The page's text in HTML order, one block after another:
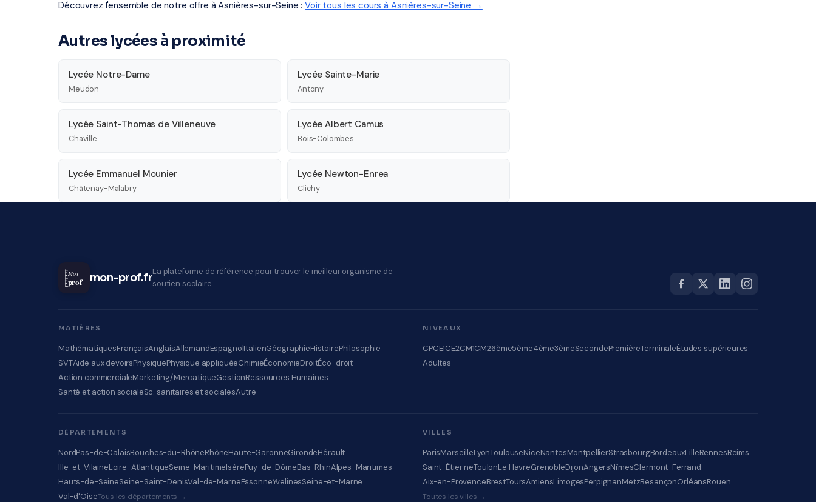
Découvrez l'ensemble de notre offre à Asnières-sur-Seine :Voir tous les cours à Asnières-sur-Seine →
Autres lycées à proximité
Lycée Notre-Dame
Meudon
Lycée Sainte-Marie
Antony
Lycée Saint-Thomas de Villeneuve
Chaville
Lycée Albert Camus
Bois-Colombes
Lycée Emmanuel Mounier
Châtenay-Malabry
Lycée Newton-Enrea
Clichy
Mon
prof mon-prof.frLa plateforme de référence pour trouver le meilleur organisme de
soutien scolaire.
MATIÈRES
MathématiquesFrançaisAnglaisAllemandEspagnolItalienGéographieHistoirePhilosophie
SVTAide aux devoirsPhysiquePhysique appliquéeChimieÉconomieDroitÉco-droit
Action commercialeMarketing/MercatiqueGestionRessources Humaines
Santé et action socialeSc. sanitaires et socialesAutre
NIVEAUX
CPCE1CE2CM1CM26ème5ème4ème3èmeSecondePremièreTerminaleÉtudes supérieures
Adultes
DÉPARTEMENTS
NordPas-de-CalaisBouches-du-RhôneRhôneHaute-GaronneGirondeHérault
Ille-et-VilaineLoire-AtlantiqueSeine-MaritimeIsèrePuy-de-DômeBas-RhinAlpes-Maritimes
Hauts-de-SeineSeine-Saint-DenisVal-de-MarneEssonneYvelinesSeine-et-Marne
Val-d'OiseTous les départements →
VILLES
ParisMarseilleLyonToulouseNiceNantesMontpellierStrasbourgBordeauxLilleRennesReims
Saint-ÉtienneToulonLe HavreGrenobleDijonAngersNîmesClermont-Ferrand
Aix-en-ProvenceBrestToursAmiensLimogesPerpignanMetzBesançonOrléansRouen
Toutes les villes →